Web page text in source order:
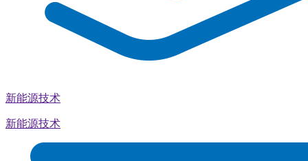
新能源技术
新能源技术